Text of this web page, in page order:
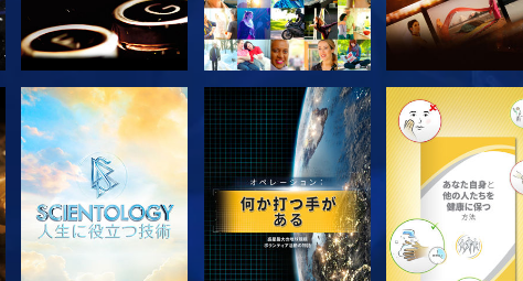
観る シリーズを探求 シリーズを探求